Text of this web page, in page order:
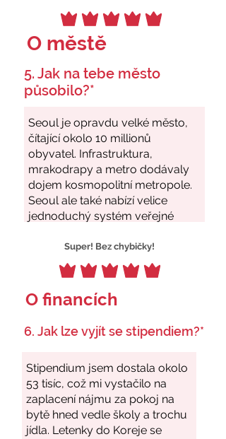
O městě
5. Jak na tebe město
působilo?*
Super! Bez chybičky!
O financích
6. Jak lze vyjít se stipendiem?*